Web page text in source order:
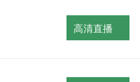
高清直播